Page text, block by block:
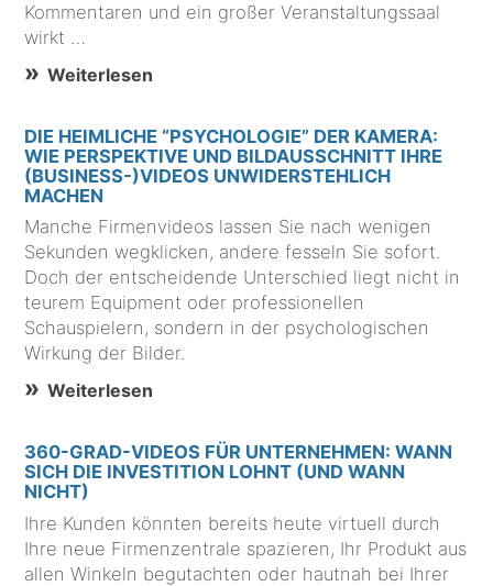
Kommentaren und ein großer Veranstaltungssaal
wirkt …
Weiterlesen
DIE HEIMLICHE “PSYCHOLOGIE” DER KAMERA:
WIE PERSPEKTIVE UND BILDAUSSCHNITT IHRE
(BUSINESS-)VIDEOS UNWIDERSTEHLICH
MACHEN
Manche Firmenvideos lassen Sie nach wenigen
Sekunden wegklicken, andere fesseln Sie sofort.
Doch der entscheidende Unterschied liegt nicht in
teurem Equipment oder professionellen
Schauspielern, sondern in der psychologischen
Wirkung der Bilder.
Weiterlesen
360-GRAD-VIDEOS FÜR UNTERNEHMEN: WANN
SICH DIE INVESTITION LOHNT (UND WANN
NICHT)
Ihre Kunden könnten bereits heute virtuell durch
Ihre neue Firmenzentrale spazieren, Ihr Produkt aus
allen Winkeln begutachten oder hautnah bei Ihrer